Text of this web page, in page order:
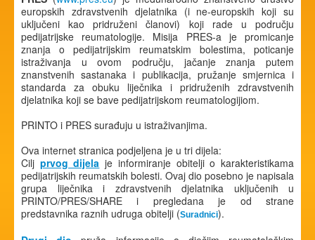
europskih zdravstvenih djelatnika (i ne-europskih koji su
uključeni kao pridruženi članovi) koji rade u području
pedijatrijske reumatologije. Misija PRES-a je promicanje
znanja o pedijatrijskim reumatskim bolestima, poticanje
istraživanja u ovom području, jačanje znanja putem
znanstvenih sastanaka i publikacija, pružanje smjernica i
standarda za obuku liječnika i pridruženih zdravstvenih
djelatnika koji se bave pedijatrijskom reumatologijiom.
PRINTO i PRES surađuju u istraživanjima.
Ova internet stranica podjeljena je u tri dijela:
Cilj prvog dijela je informiranje obitelji o karakteristikama
pedijatrijskih reumatskih bolesti. Ovaj dio posebno je napisala
grupa liječnika i zdravstvenih djelatnika uključenih u
PRINTO/PRES/SHARE i pregledana je od strane
predstavnika raznih udruga obitelji (Suradnici).